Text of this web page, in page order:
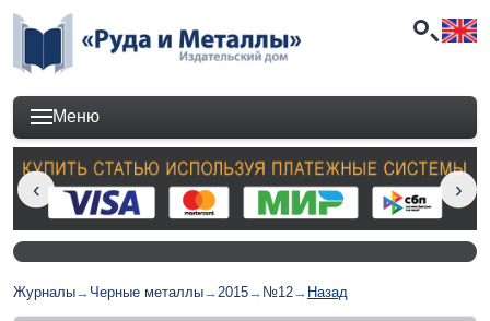
Меню
Журналы→ Черные металлы→2015→ №12→ Назад